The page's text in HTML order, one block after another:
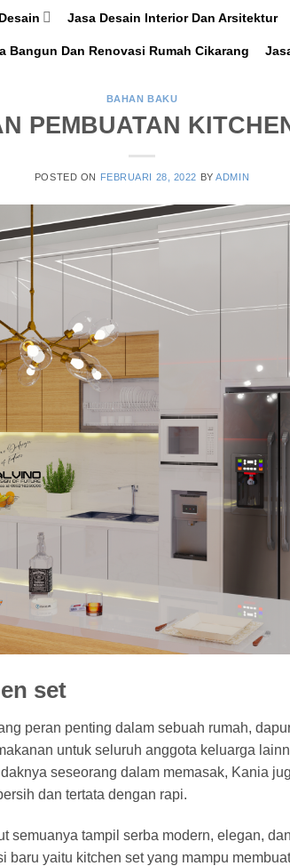
Jasa Desain Interior Dan Arsitektur
Bangun Dan Renovasi Rumah Cikarang
BAHAN BAKU
PEMBUATAN
POSTED ON FEBRUARI 28, 2022 BYADMIN
set
peran penting dalam sebuah rumah,
untuk seluruh anggota keluarga
seseorang dalam memasak, Kania
dan tertata dengan rapi.
semuanya tampil serba modern, elegan,
baru yaitu kitchen set yang mampu